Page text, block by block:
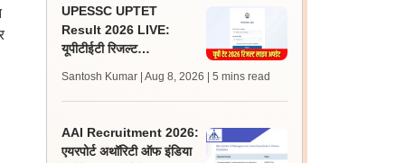
UPESSC UPTET
Result 2026 LIVE:
यूपीटीईटी रिजल्ट
जल्द, जानें लेटेस्ट अपडेट,
पासिंग मार्क्स
Santosh Kumar | Aug 8, 2026 | 5 mins read
AAI Recruitment 2026:
एयरपोर्ट अथॉरिटी ऑफ इंडिया